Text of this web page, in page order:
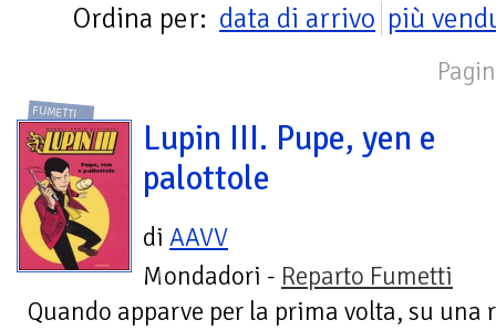
Ordina per: data di arrivo più
FUMETTI
Lupin III. Pupe, yen e
palottole
di AAVV
Mondadori - Reparto Fumetti
Quando apparve per la prima volta, su